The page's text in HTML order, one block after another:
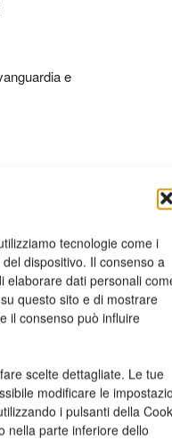
tecnologie come i
dispositivo. Il consenso a
elaborare dati personali
questo sito e di mostrare
il consenso può influire
scelte dettagliate. Le tue
modificare le
i pulsanti della
nella parte inferiore dello
e
di scouting